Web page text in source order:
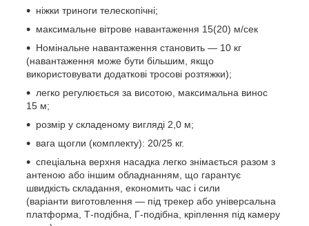
ніжки триноги телескопічні;
максимальне вітрове навантаження 15(20) м/сек
Номінальне навантаження становить — 10 кг
(навантаження може бути більшим, якщо
використовувати додаткові тросові розтяжки);
легко регулюється за висотою, максимальна винос
15 м;
розмір у складеному вигляді 2,0 м;
вага щогли (комплекту): 20/25 кг.
спеціальна верхня насадка легко знімається разом з
антеною або іншим обладнанням, що гарантує
швидкість складання, економить час і сили
(варіанти виготовлення — під трекер або універсальна
платформа, Т-подібна, Г-подібна, кріплення під камеру